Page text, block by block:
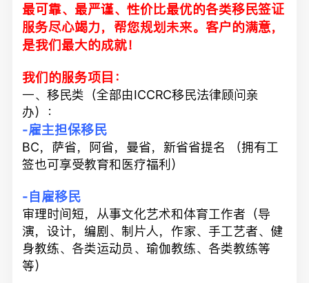
最可靠、最严谨、性价比最优的各类移民签证
服务尽心竭力，帮您规划未来。客户的满意，
是我们最大的成就！
我们的服务项目：
一、移民类（全部由ICCRC移民法律顾问亲
办）：
-雇主担保移民
BC，萨省，阿省，曼省，新省省提名 （拥有工
签也可享受教育和医疗福利）
-自雇移民
审理时间短，从事文化艺术和体育工作者（导
演，设计，编剧、制片人，作家、手工艺者、健
身教练、各类运动员、瑜伽教练、各类教练等
等）